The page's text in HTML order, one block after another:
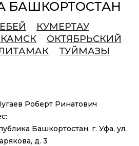
БАШКОРТОСТАН
КУМЕРТАУ
ОКТЯБРЬСКИЙ
ТУЙМАЗЫ
Роберт Ринатович
Башкортостан, г. Уфа, ул.
д. 3